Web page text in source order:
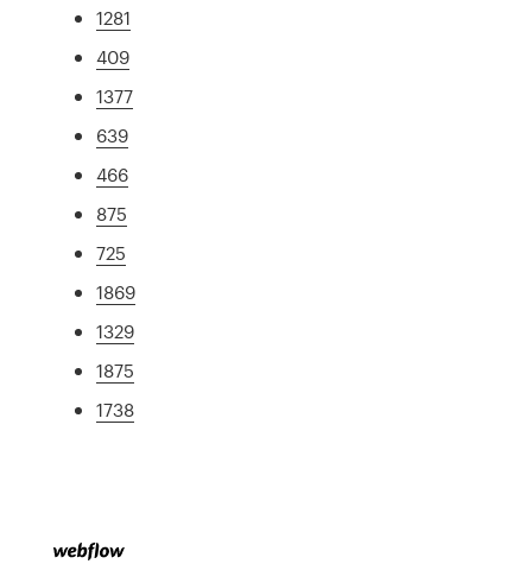
1281
409
1377
639
466
875
725
1869
1329
1875
1738